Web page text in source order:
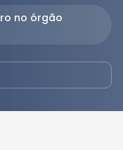
no órgão